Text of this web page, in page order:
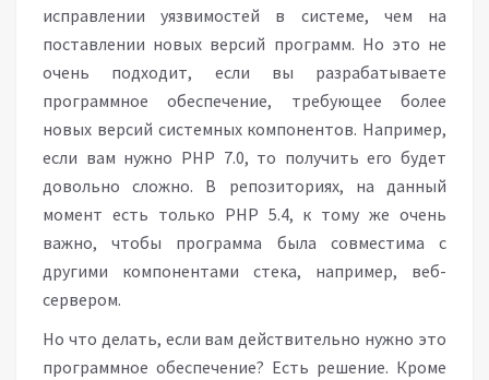
исправлении уязвимостей в системе, чем на
поставлении новых версий программ. Но это не
очень подходит, если вы разрабатываете
программное обеспечение, требующее более
новых версий системных компонентов. Например,
если вам нужно PHP 7.0, то получить его будет
довольно сложно. В репозиториях, на данный
момент есть только PHP 5.4, к тому же очень
важно, чтобы программа была совместима с
другими компонентами стека, например, веб-
сервером.
Но что делать, если вам действительно нужно это
программное обеспечение? Есть решение. Кроме